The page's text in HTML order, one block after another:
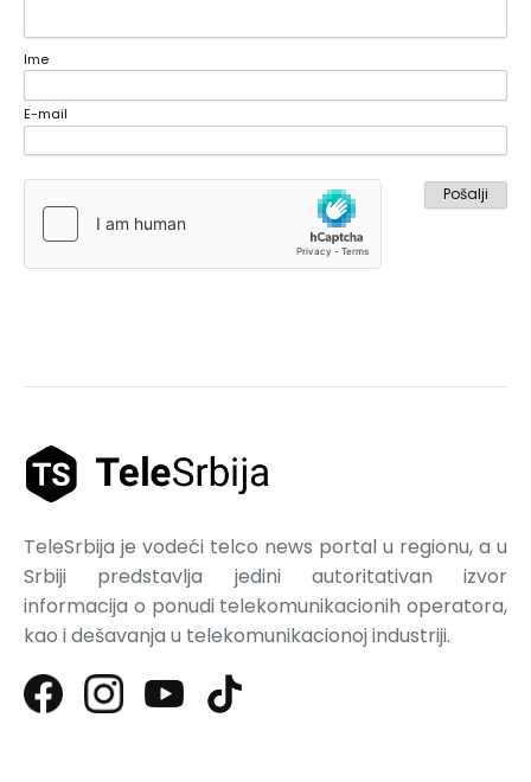
Ime
E-mail
TeleSrbija je vodeći telco news portal u regionu, a u
Srbiji predstavlja jedini autoritativan izvor
informacija o ponudi telekomunikacionih operatora,
kao i dešavanja u telekomunikacionoj industriji.